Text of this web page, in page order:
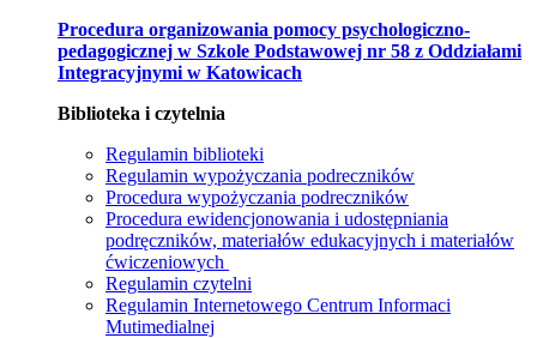
Procedura organizowania pomocy psychologiczno-
pedagogicznej w Szkole Podstawowej nr 58 z Oddziałami
Integracyjnymi w Katowicach
Biblioteka i czytelnia
Regulamin biblioteki
Regulamin wypożyczania podreczników
Procedura wypożyczania podreczników
Procedura ewidencjonowania i udostępniania
podręczników, materiałów edukacyjnych i materiałów
ćwiczeniowych
Regulamin czytelni
Regulamin Internetowego Centrum Informaci
Mutimedialnej